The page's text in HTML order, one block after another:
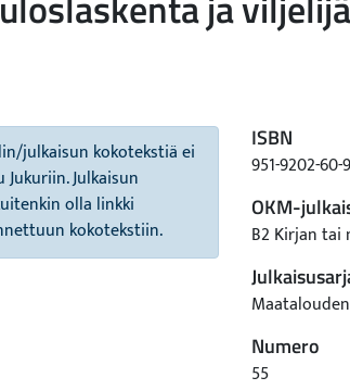
julkaisun kokotekstiä ei
Julkaisun
olla linkki
kokotekstiin.
ISBN
951-9202-60-9
OKM-
B2 Kirjan tai
Numero
55